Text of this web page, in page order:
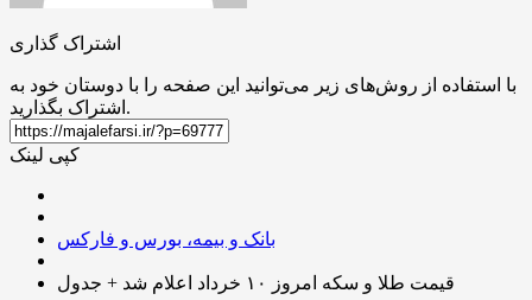
اشتراک گذاری
با استفاده از روش‌های زیر می‌توانید این صفحه را با دوستان خود به
اشتراک بگذارید.
کپی لینک
بانک و بیمه، بورس و فارکس
قیمت طلا و سکه امروز ۱۰ خرداد اعلام شد + جدول